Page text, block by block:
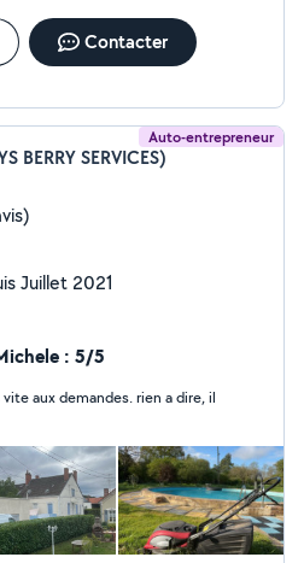
Contacter
Auto-entrepreneur
BERRY SERVICES)
Juillet 2021
: 5/5
aux demandes. rien a dire, il